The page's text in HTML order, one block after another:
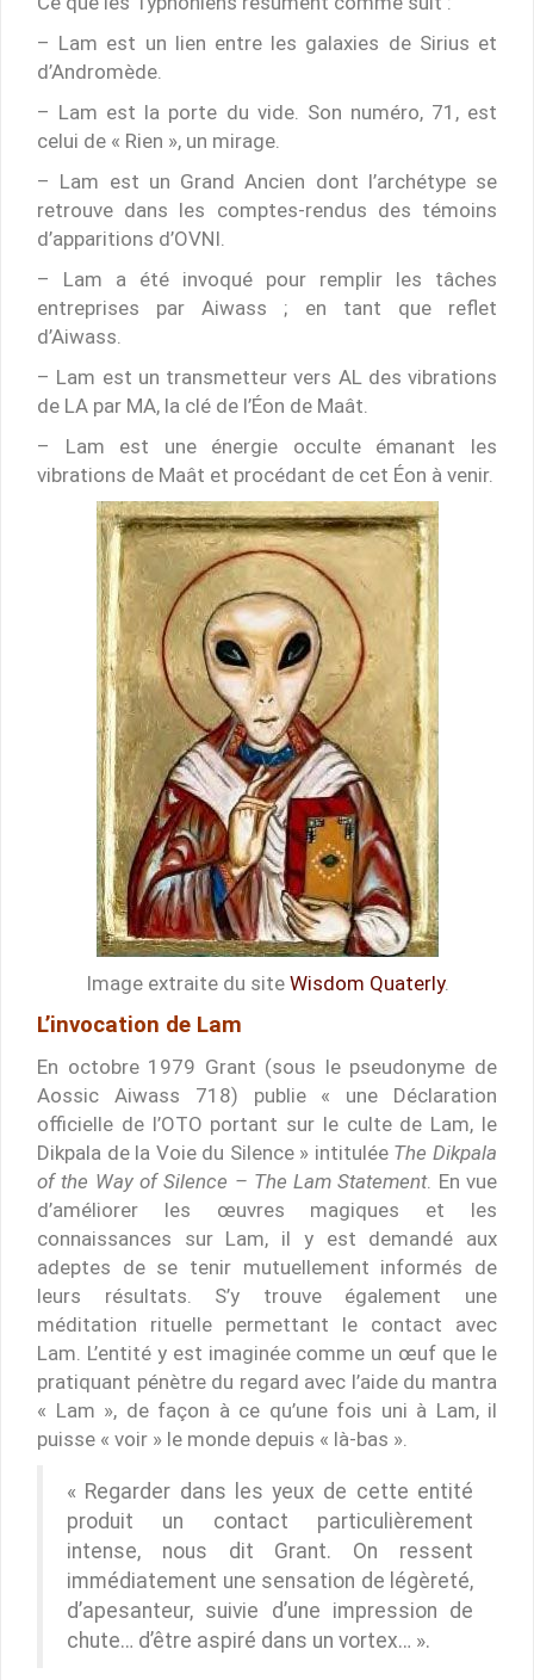
– Lam est un lien entre les galaxies de Sirius et
d’Andromède.
– Lam est la porte du vide. Son numéro, 71, est
celui de « Rien », un mirage.
– Lam est un Grand Ancien dont l’archétype se
retrouve dans les comptes-rendus des témoins
d’apparitions d’OVNI.
– Lam a été invoqué pour remplir les tâches
entreprises par Aiwass ; en tant que reflet
d’Aiwass.
– Lam est un transmetteur vers AL des vibrations
de LA par MA, la clé de l’Éon de Maât.
– Lam est une énergie occulte émanant les
vibrations de Maât et procédant de cet Éon à venir.
Image extraite du site Wisdom Quaterly.
L’invocation de Lam
En octobre 1979 Grant (sous le pseudonyme de
Aossic Aiwass 718) publie « une Déclaration
officielle de l’OTO portant sur le culte de Lam, le
Dikpala de la Voie du Silence » intitulée The Dikpala
of the Way of Silence – The Lam Statement. En vue
d’améliorer les œuvres magiques et les
connaissances sur Lam, il y est demandé aux
adeptes de se tenir mutuellement informés de
leurs résultats. S’y trouve également une
méditation rituelle permettant le contact avec
Lam. L’entité y est imaginée comme un œuf que le
pratiquant pénètre du regard avec l’aide du mantra
« Lam », de façon à ce qu’une fois uni à Lam, il
puisse « voir » le monde depuis « là-bas ».
« Regarder dans les yeux de cette entité
produit un contact particulièrement
intense, nous dit Grant. On ressent
immédiatement une sensation de légèreté,
d’apesanteur, suivie d’une impression de
chute… d’être aspiré dans un vortex… ».